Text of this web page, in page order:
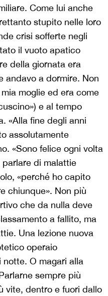
Come lui anche
stupito nelle loro
crisi sofferte negli
il vuoto apatico
della giornata era
andavo a dormire. Non
moglie ed era come
e al tempo
«Alla fine degli anni
assolutamente
«Sono felice ogni volta
di malattie
«perché ho capito
chiunque». Non più
che da nulla deve
a fallito, ma
Una lezione nuova
operaio
O magari alla
sempre più
vite, dentro e fuori dallo